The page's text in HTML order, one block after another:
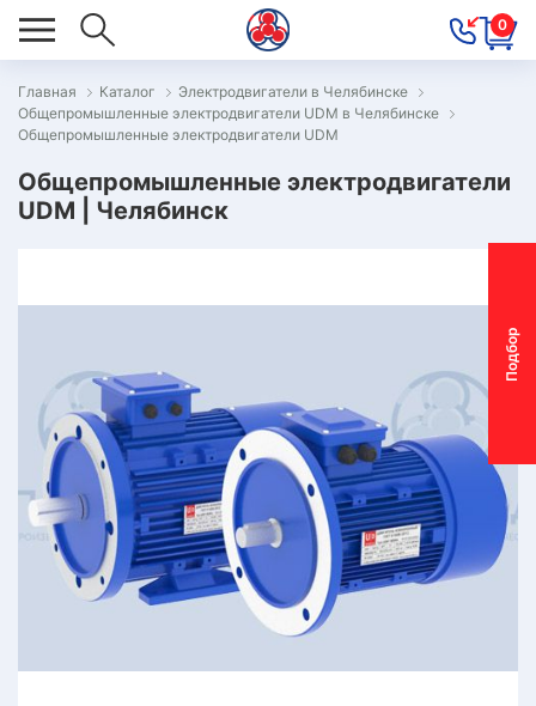
0
П
о
д
б
о
р
м
о
т
о
р
-
р
е
д
у
к
т
о
р
Главная Каталог
Электродвигатели в Челябинске
Общепромышленные электродвигатели UDM в Челябинске
Общепромышленные электродвигатели UDM
Общепромышленные электродвигатели
UDM | Челябинск